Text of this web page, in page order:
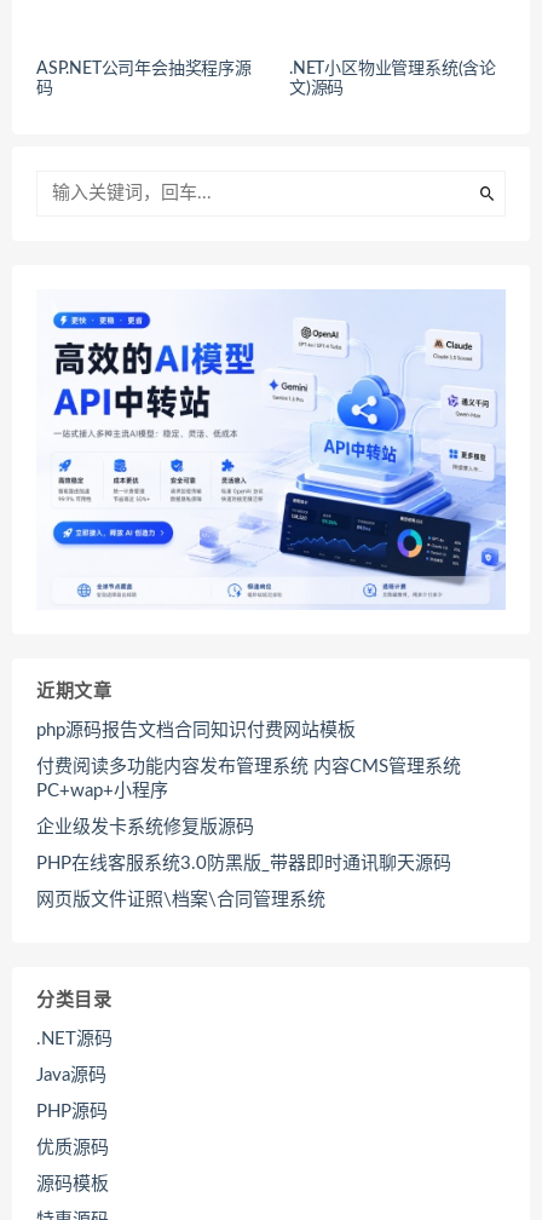
ASP.NET公司年会抽奖程序源
码
.NET小区物业管理系统(含论
文)源码
近期文章
php源码报告文档合同知识付费网站模板
付费阅读多功能内容发布管理系统 内容CMS管理系统
PC+wap+小程序
企业级发卡系统修复版源码
PHP在线客服系统3.0防黑版_带器即时通讯聊天源码
网页版文件证照\档案\合同管理系统
分类目录
.NET源码
Java源码
PHP源码
优质源码
源码模板